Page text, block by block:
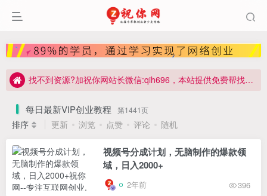
年费会员:特惠价98元，有效期1年，免费下载全站资源课程
专注互联网创业，资源整合、信息差副业研究。
找不到资源?加祝你网站长微信:qih696，本站提供免费帮找服务。
每日最新VIP创业教程 第1441页
排序 更新 浏览 点赞 评论 随机
视频号分成计划，无脑制作的爆款领
域，日入2000+
2年前 396